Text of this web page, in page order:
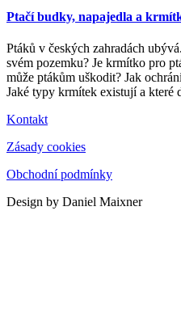
Ptačí budky, napajedla a
Ptáků v českých zahradách
svém pozemku? Je krmítko pro
může ptákům uškodit? Jak
Jaké typy krmítek existují a které
Kontakt
Zásady cookies
Obchodní podmínky
Design by Daniel Maixner